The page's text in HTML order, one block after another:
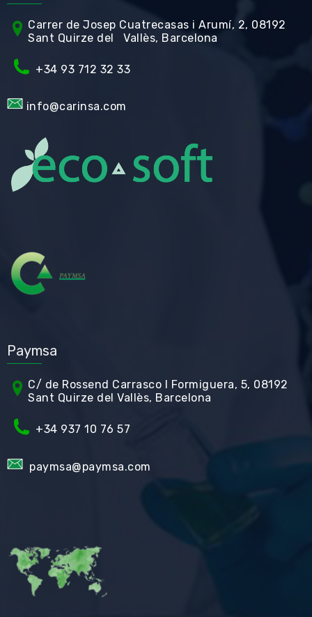
Carrer de Josep Cuatrecasas i Arumí, 2, 08192
Sant Quirze del Vallès, Barcelona
+34 93 712 32 33
info@carinsa.com
Paymsa
C/ de Rossend Carrasco I Formiguera, 5, 08192
Sant Quirze del Vallès, Barcelona
+34 937 10 76 57
paymsa@paymsa.com